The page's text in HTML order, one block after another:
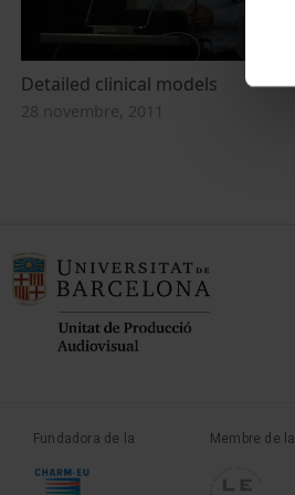
Detailed clinical models
28 novembre, 2011
Fundadora de la Membre de la